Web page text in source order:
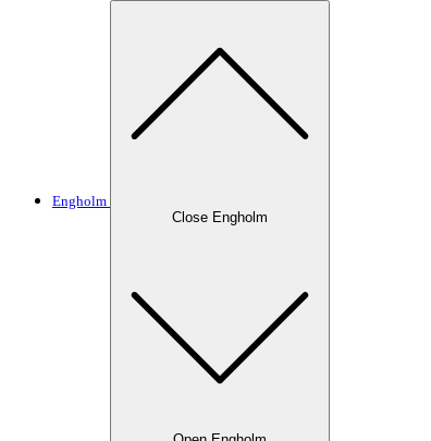
Engholm
Close Engholm